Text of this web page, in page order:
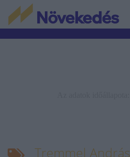
Tremmel András